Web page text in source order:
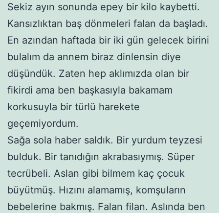
Sekiz ayın sonunda epey bir kilo kaybetti.
Kansızlıktan baş dönmeleri falan da başladı.
En azından haftada bir iki gün gelecek birini
bulalım da annem biraz dinlensin diye
düşündük. Zaten hep aklımızda olan bir
fikirdi ama ben başkasıyla bakamam
korkusuyla bir türlü harekete
geçemiyordum.
Sağa sola haber saldık. Bir yurdum teyzesi
bulduk. Bir tanıdığın akrabasıymış. Süper
tecrübeli. Aslan gibi bilmem kaç çocuk
büyütmüş. Hızını alamamış, komşuların
bebelerine bakmış. Falan filan. Aslında ben